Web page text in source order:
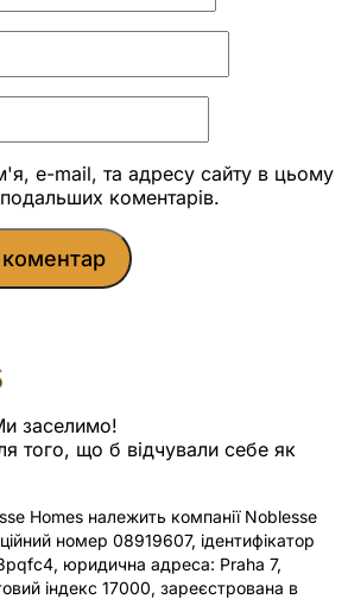
e-mail, та адресу сайту в цьому
коментарів.
заселимо!
того, що б відчували себе як
Homes належить компанії Noblesse
номер 08919607, ідентифікатор
юридична адреса: Praha 7,
індекс 17000, зареєстрована в